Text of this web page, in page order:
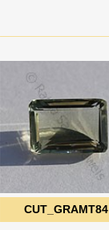
CUT_GRAMT84